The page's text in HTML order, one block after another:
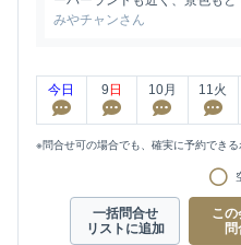
みやチャンさん
今日 9 日 10月 11火
※問合せ可の場合でも、確実に予約できる
一括問合せ
リストに追加
この